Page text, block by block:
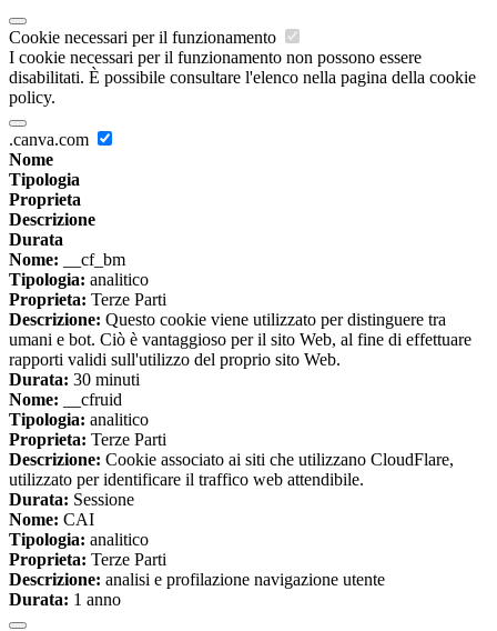
Cookie necessari per il funzionamento
I cookie necessari per il funzionamento non possono essere
disabilitati. È possibile consultare l'elenco nella pagina della cookie
policy.
.canva.com
Nome
Tipologia
Proprieta
Descrizione
Durata
Nome: __cf_bm
Tipologia: analitico
Proprieta: Terze Parti
Descrizione: Questo cookie viene utilizzato per distinguere tra
umani e bot. Ciò è vantaggioso per il sito Web, al fine di effettuare
rapporti validi sull'utilizzo del proprio sito Web.
Durata: 30 minuti
Nome: __cfruid
Tipologia: analitico
Proprieta: Terze Parti
Descrizione: Cookie associato ai siti che utilizzano CloudFlare,
utilizzato per identificare il traffico web attendibile.
Durata: Sessione
Nome: CAI
Tipologia: analitico
Proprieta: Terze Parti
Descrizione: analisi e profilazione navigazione utente
Durata: 1 anno